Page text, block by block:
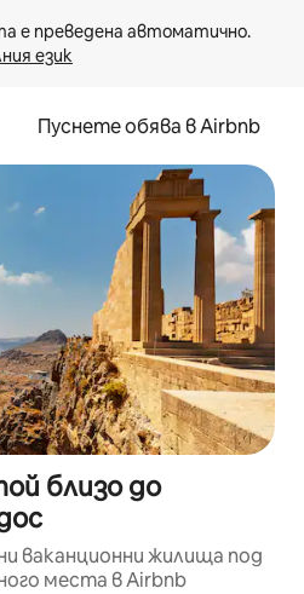
език
Пуснете обява в Airbnb
близо до
ваканционни жилища под
места в Airbnb